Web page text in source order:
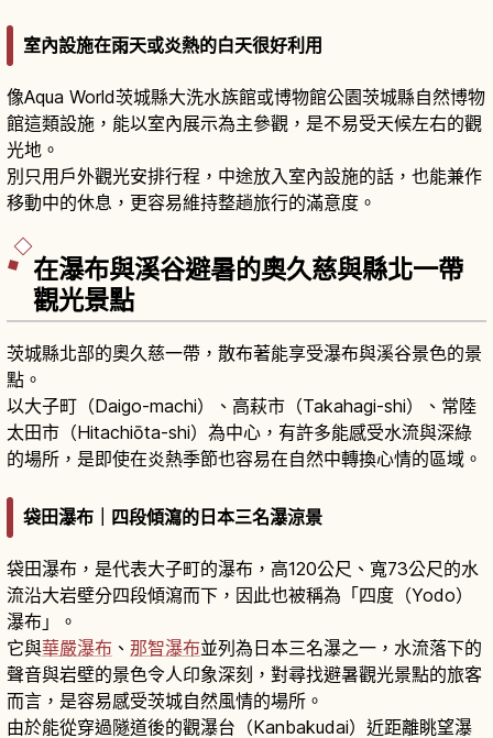
室內設施在雨天或炎熱的白天很好利用
像Aqua World茨城縣大洗水族館或博物館公園茨城縣自然博物
館這類設施，能以室內展示為主參觀，是不易受天候左右的觀
光地。
別只用戶外觀光安排行程，中途放入室內設施的話，也能兼作
移動中的休息，更容易維持整趟旅行的滿意度。
在瀑布與溪谷避暑的奧久慈與縣北一帶
觀光景點
茨城縣北部的奧久慈一帶，散布著能享受瀑布與溪谷景色的景
點。
以大子町（Daigo-machi）、高萩市（Takahagi-shi）、常陸
太田市（Hitachiōta-shi）為中心，有許多能感受水流與深綠
的場所，是即使在炎熱季節也容易在自然中轉換心情的區域。
袋田瀑布｜四段傾瀉的日本三名瀑涼景
袋田瀑布，是代表大子町的瀑布，高120公尺、寬73公尺的水
流沿大岩壁分四段傾瀉而下，因此也被稱為「四度（Yodo）
瀑布」。
它與華嚴瀑布 、 那智瀑布並列為日本三名瀑之一，水流落下的
聲音與岩壁的景色令人印象深刻，對尋找避暑觀光景點的旅客
而言，是容易感受茨城自然風情的場所。
由於能從穿過隧道後的觀瀑台（Kanbakudai）近距離眺望瀑